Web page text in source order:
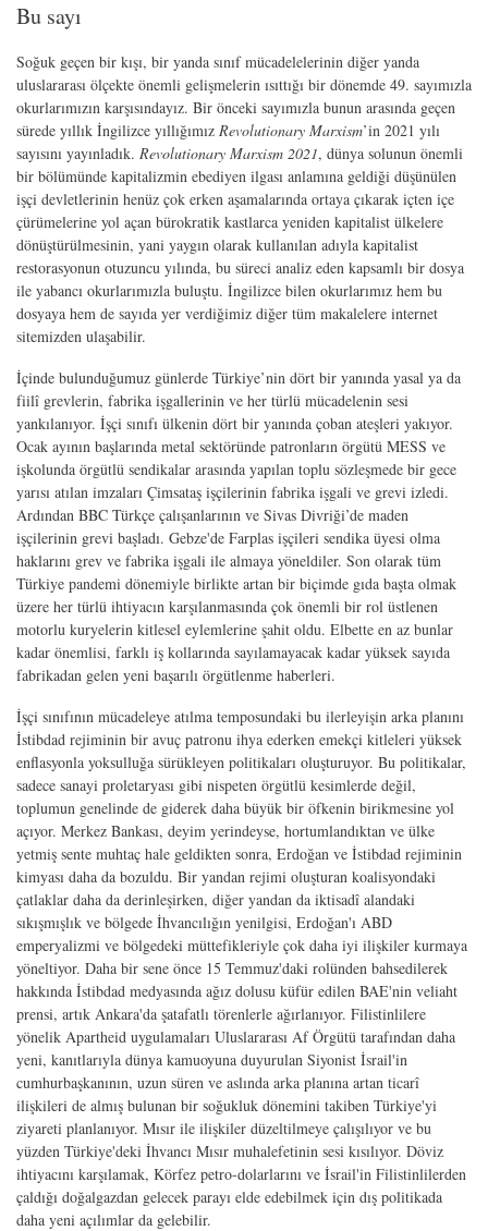
Bu sayı
Soğuk geçen bir kışı, bir yanda sınıf mücadelelerinin diğer yanda
uluslararası ölçekte önemli gelişmelerin ısıttığı bir dönemde 49. sayımızla
okurlarımızın karşısındayız. Bir önceki sayımızla bunun arasında geçen
sürede yıllık İngilizce yıllığımız Revolutionary Marxism’in 2021 yılı
sayısını yayınladık. Revolutionary Marxism 2021, dünya solunun önemli
bir bölümünde kapitalizmin ebediyen ilgası anlamına geldiği düşünülen
işçi devletlerinin henüz çok erken aşamalarında ortaya çıkarak içten içe
çürümelerine yol açan bürokratik kastlarca yeniden kapitalist ülkelere
dönüştürülmesinin, yani yaygın olarak kullanılan adıyla kapitalist
restorasyonun otuzuncu yılında, bu süreci analiz eden kapsamlı bir dosya
ile yabancı okurlarımızla buluştu. İngilizce bilen okurlarımız hem bu
dosyaya hem de sayıda yer verdiğimiz diğer tüm makalelere internet
sitemizden ulaşabilir.
İçinde bulunduğumuz günlerde Türkiye’nin dört bir yanında yasal ya da
fiilî grevlerin, fabrika işgallerinin ve her türlü mücadelenin sesi
yankılanıyor. İşçi sınıfı ülkenin dört bir yanında çoban ateşleri yakıyor.
Ocak ayının başlarında metal sektöründe patronların örgütü MESS ve
işkolunda örgütlü sendikalar arasında yapılan toplu sözleşmede bir gece
yarısı atılan imzaları Çimsataş işçilerinin fabrika işgali ve grevi izledi.
Ardından BBC Türkçe çalışanlarının ve Sivas Divriği’de maden
işçilerinin grevi başladı. Gebze'de Farplas işçileri sendika üyesi olma
haklarını grev ve fabrika işgali ile almaya yöneldiler. Son olarak tüm
Türkiye pandemi dönemiyle birlikte artan bir biçimde gıda başta olmak
üzere her türlü ihtiyacın karşılanmasında çok önemli bir rol üstlenen
motorlu kuryelerin kitlesel eylemlerine şahit oldu. Elbette en az bunlar
kadar önemlisi, farklı iş kollarında sayılamayacak kadar yüksek sayıda
fabrikadan gelen yeni başarılı örgütlenme haberleri.
İşçi sınıfının mücadeleye atılma temposundaki bu ilerleyişin arka planını
İstibdad rejiminin bir avuç patronu ihya ederken emekçi kitleleri yüksek
enflasyonla yoksulluğa sürükleyen politikaları oluşturuyor. Bu politikalar,
sadece sanayi proletaryası gibi nispeten örgütlü kesimlerde değil,
toplumun genelinde de giderek daha büyük bir öfkenin birikmesine yol
açıyor. Merkez Bankası, deyim yerindeyse, hortumlandıktan ve ülke
yetmiş sente muhtaç hale geldikten sonra, Erdoğan ve İstibdad rejiminin
kimyası daha da bozuldu. Bir yandan rejimi oluşturan koalisyondaki
çatlaklar daha da derinleşirken, diğer yandan da iktisadî alandaki
sıkışmışlık ve bölgede İhvancılığın yenilgisi, Erdoğan'ı ABD
emperyalizmi ve bölgedeki müttefikleriyle çok daha iyi ilişkiler kurmaya
yöneltiyor. Daha bir sene önce 15 Temmuz'daki rolünden bahsedilerek
hakkında İstibdad medyasında ağız dolusu küfür edilen BAE'nin veliaht
prensi, artık Ankara'da şatafatlı törenlerle ağırlanıyor. Filistinlilere
yönelik Apartheid uygulamaları Uluslararası Af Örgütü tarafından daha
yeni, kanıtlarıyla dünya kamuoyuna duyurulan Siyonist İsrail'in
cumhurbaşkanının, uzun süren ve aslında arka planına artan ticarî
ilişkileri de almış bulunan bir soğukluk dönemini takiben Türkiye'yi
ziyareti planlanıyor. Mısır ile ilişkiler düzeltilmeye çalışılıyor ve bu
yüzden Türkiye'deki İhvancı Mısır muhalefetinin sesi kısılıyor. Döviz
ihtiyacını karşılamak, Körfez petro-dolarlarını ve İsrail'in Filistinlilerden
çaldığı doğalgazdan gelecek parayı elde edebilmek için dış politikada
daha yeni açılımlar da gelebilir.